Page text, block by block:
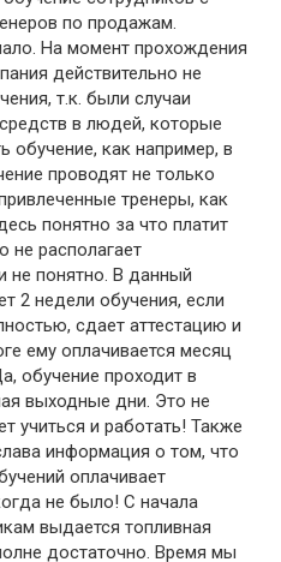
по продажам.
На момент прохождения
действительно не
т.к. были случаи
в людей, которые
обучение, как например, в
проводят не только
тренеры, как
понятно за что платит
не располагает
не понятно. В данный
2 недели обучения, если
сдает аттестацию и
ему оплачивается месяц
обучение проходит в
выходные дни. Это не
учиться и работать! Также
информация о том, что
оплачивает
не было! С начала
выдается топливная
достаточно. Время мы